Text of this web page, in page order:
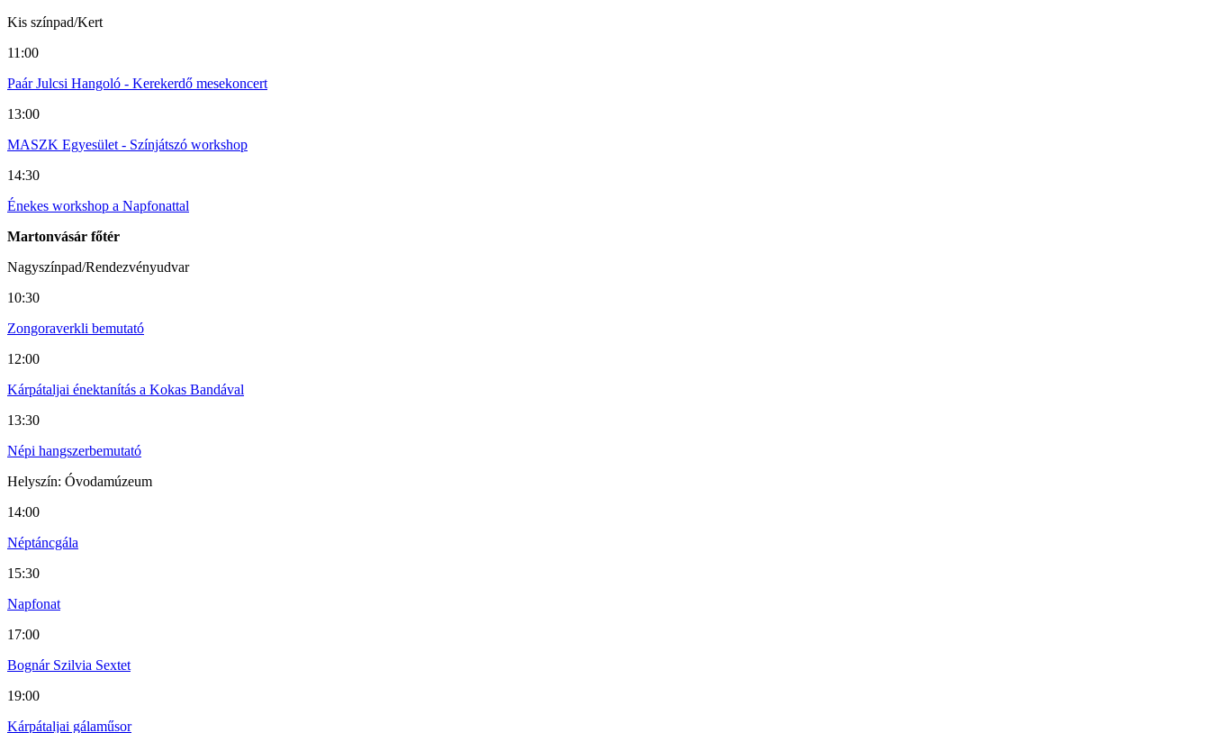
Kis színpad/Kert
11:00
Paár Julcsi Hangoló - Kerekerdő mesekoncert
13:00
MASZK Egyesület - Színjátszó workshop
14:30
Énekes workshop a Napfonattal
Martonvásár főtér
Nagyszínpad/Rendezvényudvar
10:30
Zongoraverkli bemutató
12:00
Kárpátaljai énektanítás a Kokas Bandával
13:30
Népi hangszerbemutató
Helyszín: Óvodamúzeum
14:00
Néptáncgála
15:30
Napfonat
17:00
Bognár Szilvia Sextet
19:00
Kárpátaljai gálaműsor